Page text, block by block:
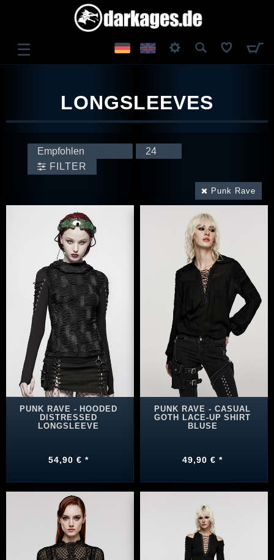
☰
REGISTRIEREN
LONGSLEEVES
FILTER
Punk Rave
PUNK RAVE - HOODED
DISTRESSED
LONGSLEEVE
54,90 € *
PUNK RAVE - CASUAL
GOTH LACE-UP SHIRT
BLUSE
49,90 € *